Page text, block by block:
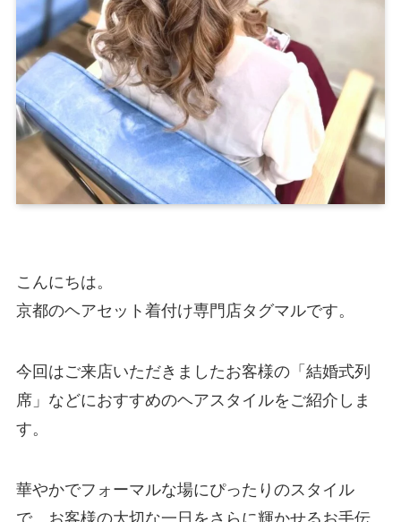
こんにちは。
京都のヘアセット着付け専門店タグマルです。
今回はご来店いただきましたお客様の「結婚式列
席」などにおすすめのヘアスタイルをご紹介しま
す。
華やかでフォーマルな場にぴったりのスタイル